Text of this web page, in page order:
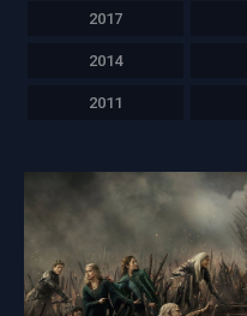
2017
2014
2011